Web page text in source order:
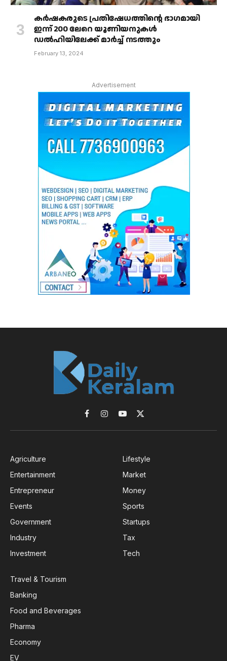
കർഷകരുടെ പ്രതിഷേധത്തിൻ്റെ ഭാഗമായി
ഇന്ന് 200 ലേറെ യൂണിയനുകൾ
ഡൽഹിയിലേക്ക് മാർച്ച് നടത്തും
February 13, 2024
Advertisement
Facebook
InstagramYouTube
X
(Twitter)
Agriculture
Entertainment
Entrepreneur
Events
Government
Industry
Investment
Lifestyle
Market
Money
Sports
Startups
Tax
Tech
Travel & Tourism
Banking
Food and Beverages
Pharma
Economy
EV